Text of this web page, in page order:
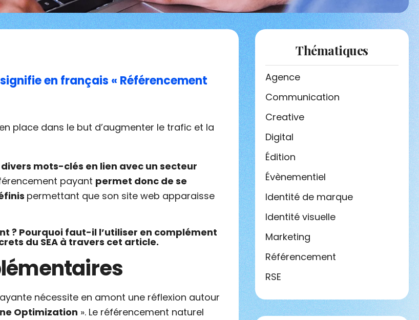
signifie en français « Référencement
place dans le but d’augmenter le trafic et la
mots-clés en lien avec un secteur
payant permet donc de se
permettant que son site web apparaisse
? Pourquoi faut-il l’utiliser en complément
du SEA à travers cet article.
nécessite en amont une réflexion autour
Optimization ». Le référencement naturel
Thématiques
Agence
Communication
Creative
Digital
Édition
Évènementiel
Identité de marque
Identité visuelle
Marketing
Référencement
RSE